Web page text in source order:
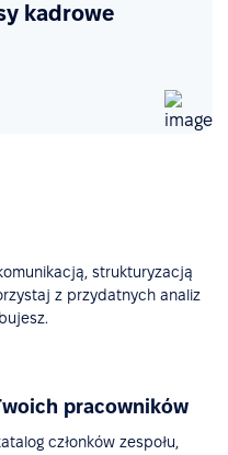
kadrowe
strukturyzacją
z przydatnych analiz
pracowników
członków zespołu,